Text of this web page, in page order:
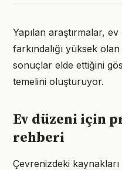
Yapılan araştırmalar,
farkındalığı yüksek
sonuçlar elde ettiğini
temelini oluşturuyor.
Ev düzeni için
rehberi
Çevrenizdeki